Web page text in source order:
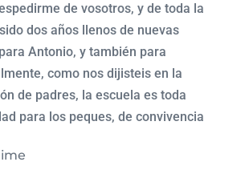
de vosotros, y de toda la
dos años llenos de nuevas
Antonio, y también para
como nos dijisteis en la
de padres, la escuela es toda
para los peques, de convivencia